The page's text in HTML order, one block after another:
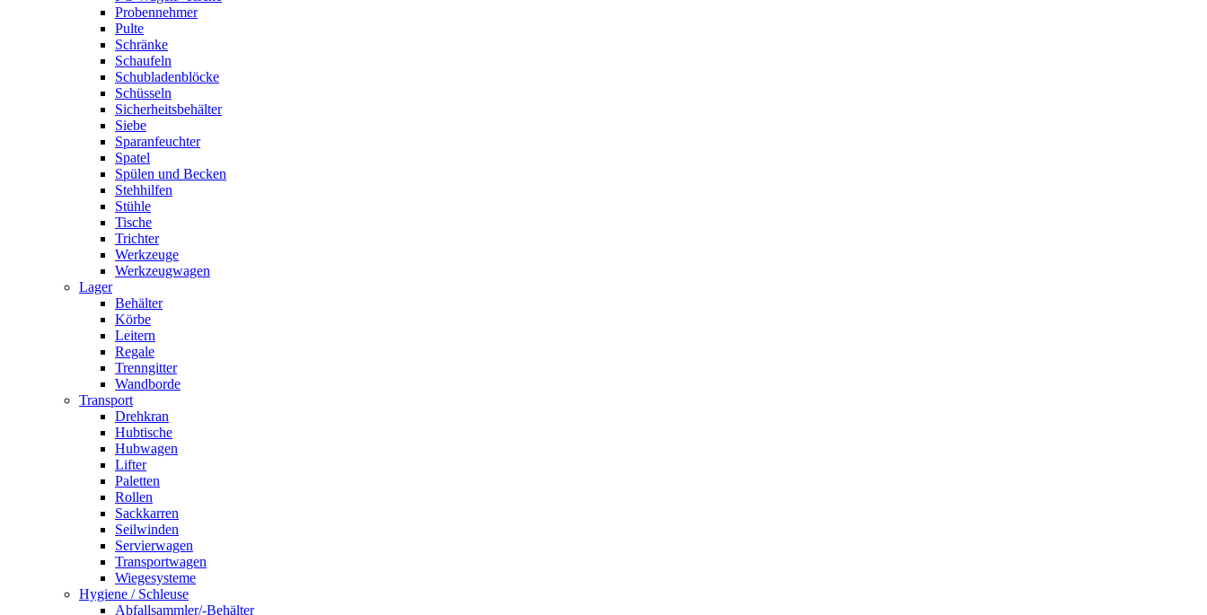
Probennehmer
Pulte
Schränke
Schaufeln
Schubladenblöcke
Schüsseln
Sicherheitsbehälter
Siebe
Sparanfeuchter
Spatel
Spülen und Becken
Stehhilfen
Stühle
Tische
Trichter
Werkzeuge
Werkzeugwagen
Lager
Behälter
Körbe
Leitern
Regale
Trenngitter
Wandborde
Transport
Drehkran
Hubtische
Hubwagen
Lifter
Paletten
Rollen
Sackkarren
Seilwinden
Servierwagen
Transportwagen
Wiegesysteme
Hygiene / Schleuse
Abfallsammler/-Behälter